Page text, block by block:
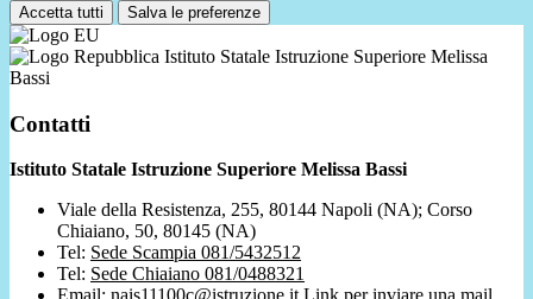
Accetta tutti Salva le preferenze
Istituto Statale Istruzione Superiore Melissa
Bassi
Contatti
Istituto Statale Istruzione Superiore Melissa Bassi
Viale della Resistenza, 255, 80144 Napoli (NA); Corso
Chiaiano, 50, 80145 (NA)
Tel: Sede Scampia 081/5432512
Tel: Sede Chiaiano 081/0488321